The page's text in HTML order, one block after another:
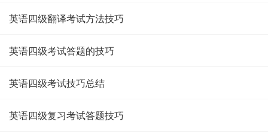
英语四级翻译考试方法技巧
英语四级考试答题的技巧
英语四级考试技巧总结
英语四级复习考试答题技巧